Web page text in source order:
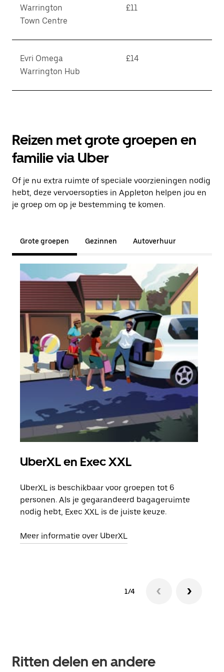
Warrington
Town Centre
£11
Evri Omega
Warrington Hub
£14
Reizen met grote groepen en
familie via Uber
Of je nu extra ruimte of speciale voorzieningen nodig
hebt, deze vervoersopties in Appleton helpen jou en
je groep om op je bestemming te komen.
Grote groepen Gezinnen Autoverhuur
UberXL en Exec XXL
UberXL is beschikbaar voor groepen tot 6
personen. Als je gegarandeerd bagageruimte
nodig hebt, Exec XXL is de juiste keuze.
Meer informatie over UberXL
1/4
Ritten delen en andere